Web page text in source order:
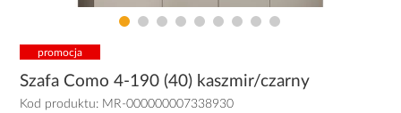
promocja
Szafa Como 4-190 (40) kaszmir/czarny
Kod produktu: MR-000000007338930